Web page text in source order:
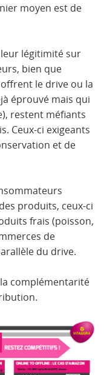
moyen est de
légitimité sur
bien que
le drive ou la
éprouvé mais qui
restent méfiants
Ceux-ci exigeants
et de
produits, ceux-ci
frais (poisson,
de
du drive.
complémentarité